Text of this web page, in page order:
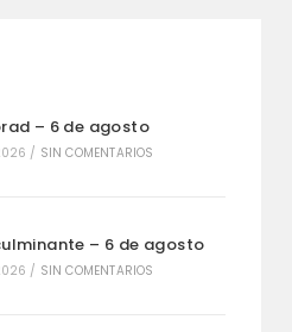
– 6 de agosto
/ SIN COMENTARIOS
– 6 de agosto
/ SIN COMENTARIOS